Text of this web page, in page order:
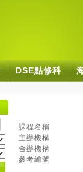
DSE點修科
課程名稱
主辦機構
合辦機構
參考編號